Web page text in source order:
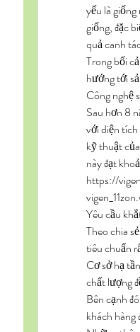
yếu là
giống, đặc
quả canh
Trong bối
hướng tới
Công nghệ
Sau hơn 8
với diện
kỹ thuật
này đạt
https://
Yêu cầu
Theo chia
tiêu chuẩn
Cơ sở hạ
chất lượng
Bên cạnh
khách hàng